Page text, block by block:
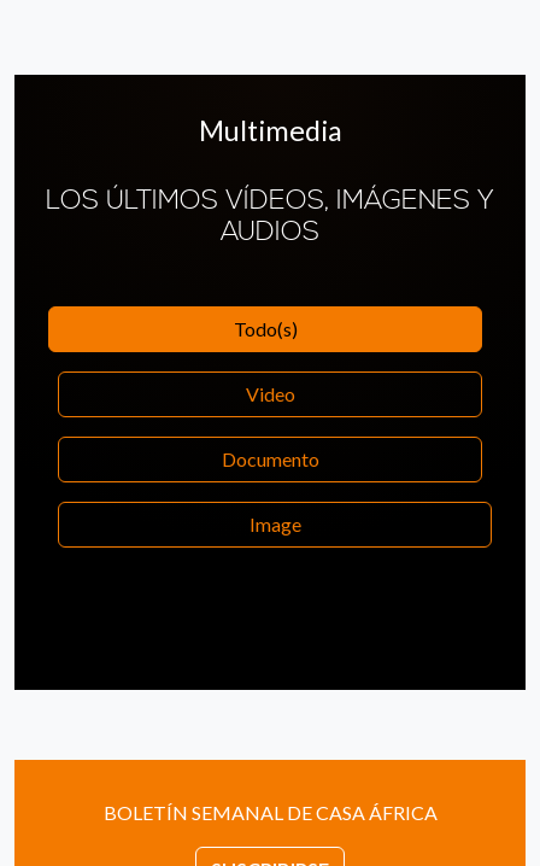
Multimedia
LOS ÚLTIMOS VÍDEOS, IMÁGENES Y
AUDIOS
Todo(s)
Video
Documento
Image
BOLETÍN SEMANAL DE CASA ÁFRICA